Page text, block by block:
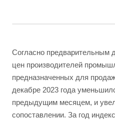
Согласно предварительным
цен производителей
предназначенных для
декабре 2023 года
предыдущим месяцем, и
сопоставлении. За год